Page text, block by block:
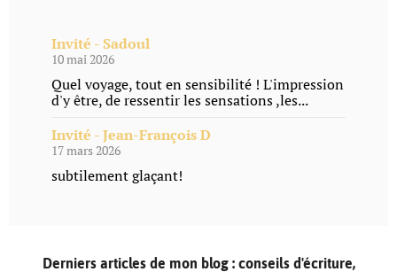
Invité - Sadoul
10 mai 2026
Quel voyage, tout en sensibilité ! L'impression
d'y être, de ressentir les sensations ,les...
Invité - Jean-François D
17 mars 2026
subtilement glaçant!
Derniers articles de mon blog : conseils d'écriture,